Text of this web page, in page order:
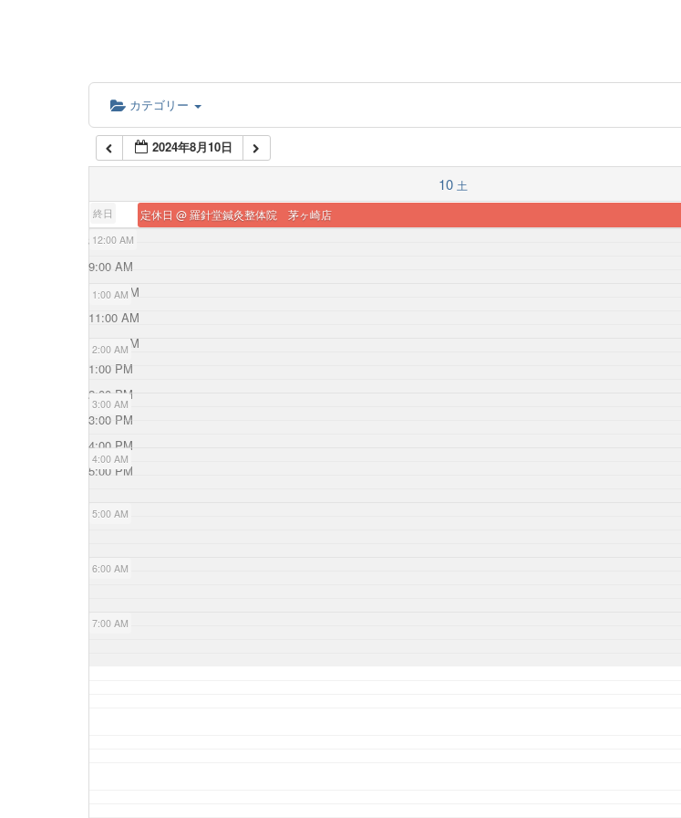
カテゴリー
2024年8月10日
10 土
終日 定休日 @ 羅針堂鍼灸整体院 茅ヶ崎店
12:00 AM
1:00 AM
2:00 AM
3:00 AM
4:00 AM
5:00 AM
6:00 AM
7:00 AM
8:00 AM
9:00 AM
10:00 AM
11:00 AM
12:00 PM
1:00 PM
2:00 PM
3:00 PM
4:00 PM
5:00 PM